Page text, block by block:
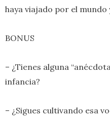
haya viajado por el mundo
BONUS
– ¿Tienes alguna
infancia?
– ¿Sigues cultivando esa